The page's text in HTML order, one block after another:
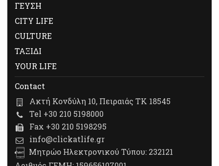
ΓΕΥΣΗ
CITY LIFE
CULTURE
ΤΑΞΙΔΙ
YOUR LIFE
Contact
Ακτή Κονδύλη 10, Πειραιάς ΤΚ 18545
Tel +30 210 5198000
Fax +30 210 5198295
info@clickatlife.gr
Μητρώο Ηλεκτρονικού Τύπου: 232121